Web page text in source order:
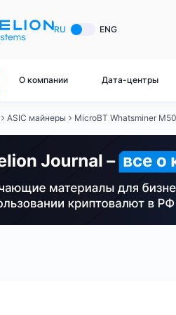
RU ENG
О компании Дата-центры
Canaan
Innosilicon
Готовый
Готовый
Готовый
Готовый
Готовый
ASIC майнеры MicroBT Whatsminer